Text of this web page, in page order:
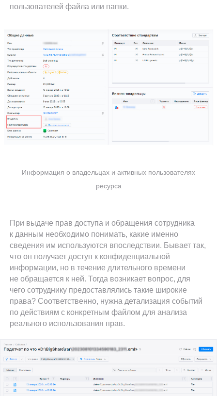
пользователей файла или папки.
Информация о владельцах и активных пользователях
ресурса
При выдаче прав доступа и обращения сотрудника
к данным необходимо понимать, какие именно
сведения им используются впоследствии. Бывает так,
что он получает доступ к конфиденциальной
информации, но в течение длительного времени
не обращается к ней. Тогда возникает вопрос, для
чего сотруднику предоставлялись такие широкие
права? Соответственно, нужна детализация событий
по действиям с конкретным файлом для анализа
реального использования прав.